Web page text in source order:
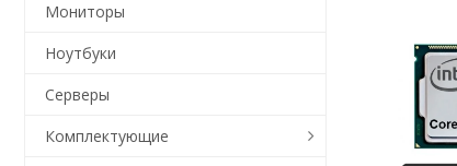
Мониторы
Ноутбуки
Серверы
Комплектующие